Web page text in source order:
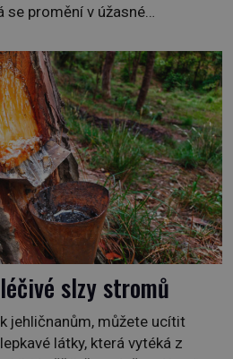
se promění v úžasné
Rádio Luxembourg přichází s
kdo dokáže dopravit ze
na […]
slzy stromů
jehličnanům, můžete ucítit
látky, která vytéká z